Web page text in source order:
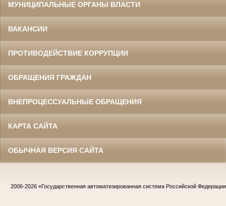
МУНИЦИПАЛЬНЫЕ ОРГАНЫ ВЛАСТИ
ВАКАНСИИ
ПРОТИВОДЕЙСТВИЕ КОРРУПЦИИ
ОБРАЩЕНИЯ ГРАЖДАН
ВНЕПРОЦЕССУАЛЬНЫЕ ОБРАЩЕНИЯ
КАРТА САЙТА
ОБЫЧНАЯ ВЕРСИЯ САЙТА
2006-2026 «Государственная автоматизированная система Российской